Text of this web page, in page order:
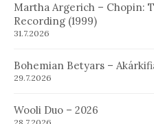
Martha Argerich – Chopin:
Recording (1999)
31.7.2026
Bohemian Betyars –
29.7.2026
Wooli Duo – 2026